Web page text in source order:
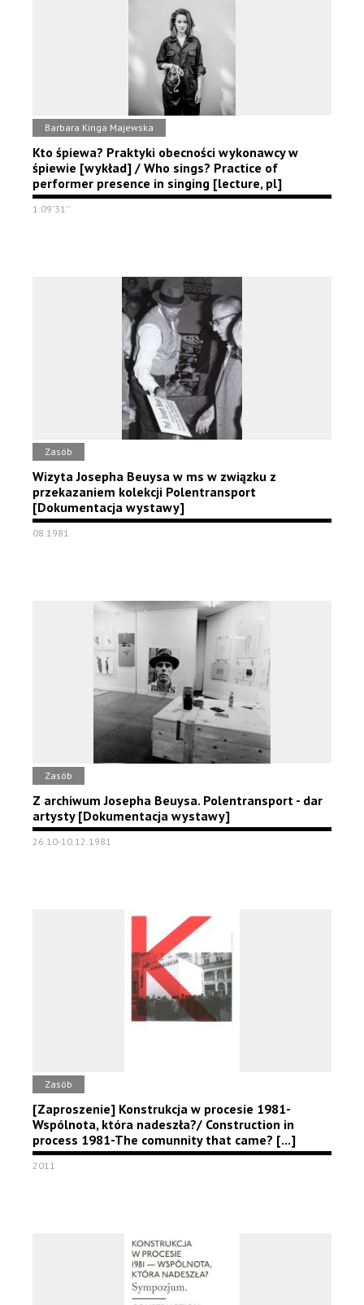
Barbara Kinga Majewska
Kto śpiewa? Praktyki obecności wykonawcy w
śpiewie [wykład] / Who sings? Practice of
performer presence in singing [lecture, pl]
1:09'31''
Zasób
Wizyta Josepha Beuysa w ms w związku z
przekazaniem kolekcji Polentransport
[Dokumentacja wystawy]
08.1981
Zasób
Z archiwum Josepha Beuysa. Polentransport - dar
artysty [Dokumentacja wystawy]
26.10-10.12.1981
Zasób
[Zaproszenie] Konstrukcja w procesie 1981-
Wspólnota, która nadeszła?/ Construction in
process 1981-The comunnity that came? [...]
2011